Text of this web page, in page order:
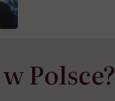
Polsce?